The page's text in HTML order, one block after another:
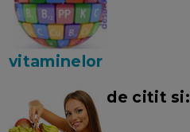
vitaminelor
de citit si: